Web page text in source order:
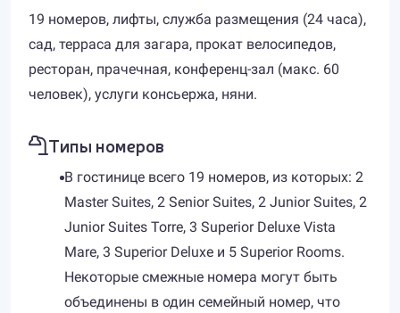
19 номеров, лифты, служба размещения (24 часа),
сад, терраса для загара, прокат велосипедов,
ресторан, прачечная, конференц-зал (макс. 60
человек), услуги консьержа, няни.
Типы номеров
В гостинице всего 19 номеров, из которых: 2
Master Suites, 2 Senior Suites, 2 Junior Suites, 2
Junior Suites Torre, 3 Superior Deluxe Vista
Mare, 3 Superior Deluxe и 5 Superior Rooms.
Некоторые смежные номера могут быть
объединены в один семейный номер, что